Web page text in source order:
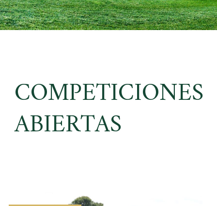
COMPETICIONES
ABIERTAS